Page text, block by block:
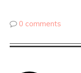
0 comments